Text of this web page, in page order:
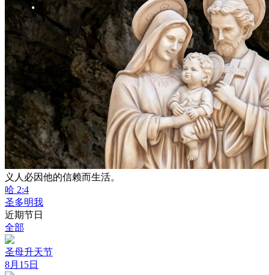
义人必因他的信赖而生活。
哈 2:4
圣多明我
近期节日
全部
圣母升天节
8月15日